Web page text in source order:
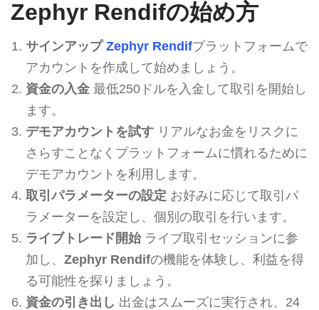
Zephyr Rendifの始め方
サインアップ Zephyr Rendifプラットフォームで
アカウントを作成して始めましょう。
資金の入金最低250ドルを入金して取引を開始し
ます。
デモアカウントを試すリアルなお金をリスクに
さらすことなくプラットフォームに慣れるために
デモアカウントを利用します。
取引パラメーターの設定 お好みに応じて取引パ
ラメーターを設定し、個別の取引を行います。
ライブトレード開始ライブ取引セッションに参
加し、 Zephyr Rendifの機能を体験し、利益を得
る可能性を探りましょう。
資金の引き出し 出金はスムーズに実行され、24